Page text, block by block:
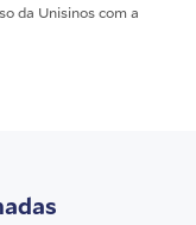
da Unisinos com a